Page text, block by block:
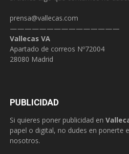
prensa@vallecas.com
———————————————
Vallecas VA
Apartado de correos Nº72004
28080 Madrid
PUBLICIDAD
Si quieres poner publicidad en
papel o digital, no dudes en ponerte
nosotros.